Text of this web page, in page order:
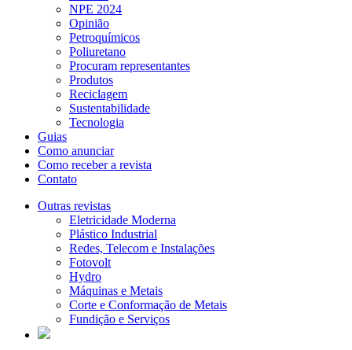
NPE 2024
Opinião
Petroquímicos
Poliuretano
Procuram representantes
Produtos
Reciclagem
Sustentabilidade
Tecnologia
Guias
Como anunciar
Como receber a revista
Contato
Outras revistas
Eletricidade Moderna
Plástico Industrial
Redes, Telecom e Instalações
Fotovolt
Hydro
Máquinas e Metais
Corte e Conformação de Metais
Fundição e Serviços